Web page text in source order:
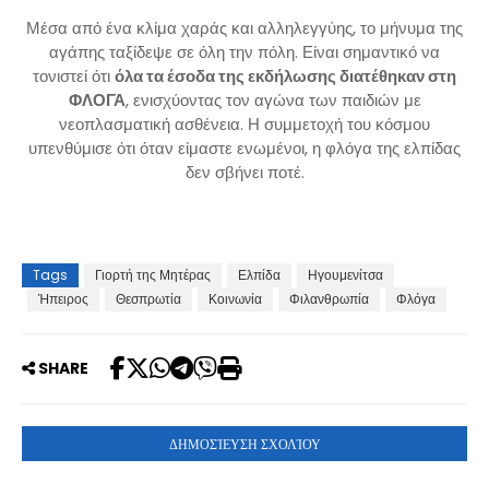
Μέσα από ένα κλίμα χαράς και αλληλεγγύης, το μήνυμα της
αγάπης ταξίδεψε σε όλη την πόλη. Είναι σημαντικό να
τονιστεί ότιόλα τα έσοδα της εκδήλωσης διατέθηκαν στη
ΦΛΟΓΑ, ενισχύοντας τον αγώνα των παιδιών με
νεοπλασματική ασθένεια. Η συμμετοχή του κόσμου
υπενθύμισε ότι όταν είμαστε ενωμένοι, η φλόγα της ελπίδας
δεν σβήνει ποτέ.
Tags Γιορτή της Μητέρας Ελπίδα
Ηγουμενίτσα
Ήπειρος
Θεσπρωτία Κοινωνία Φιλανθρωπία Φλόγα
SHARE
ΔΗΜΟΣΊΕΥΣΗ ΣΧΟΛΊΟΥ